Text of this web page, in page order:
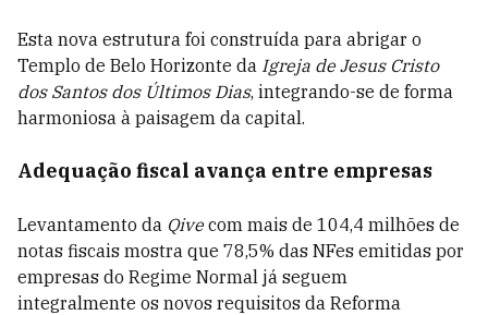
Esta nova estrutura foi construída para abrigar o
Templo de Belo Horizonte da Igreja de Jesus Cristo
dos Santos dos Últimos Dias, integrando-se de forma
harmoniosa à paisagem da capital.
Adequação fiscal avança entre empresas
Levantamento da Qivecom mais de 104,4 milhões de
notas fiscais mostra que 78,5% das NFes emitidas por
empresas do Regime Normal já seguem
integralmente os novos requisitos da Reforma